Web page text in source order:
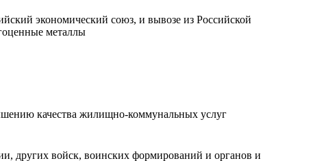
экономический союз, и вывозе из Российской
металлы
качества жилищно-коммунальных услуг
других войск, воинских формирований и органов и